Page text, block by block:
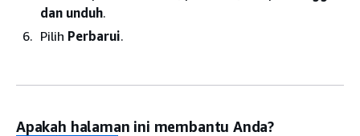
dan unduh.
Pilih Perbarui.
Apakah halaman ini membantu Anda?